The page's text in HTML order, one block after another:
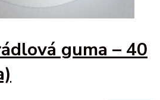
guma – 40